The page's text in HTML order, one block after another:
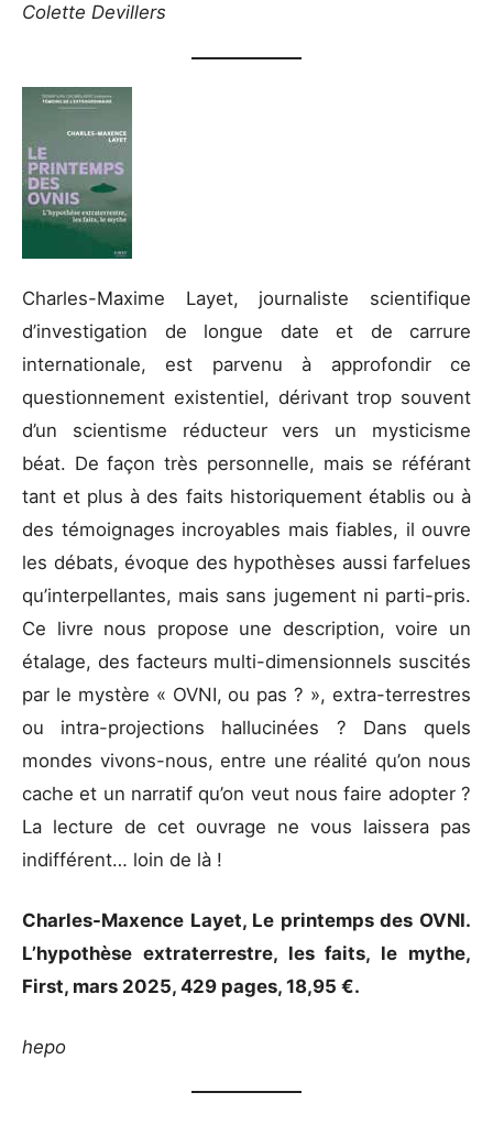
Colette Devillers
Charles-Maxime Layet, journaliste scientifique
d’investigation de longue date et de carrure
internationale, est parvenu à approfondir ce
questionnement existentiel, dérivant trop souvent
d’un scientisme réducteur vers un mysticisme
béat. De façon très personnelle, mais se référant
tant et plus à des faits historiquement établis ou à
des témoignages incroyables mais fiables, il ouvre
les débats, évoque des hypothèses aussi farfelues
qu’interpellantes, mais sans jugement ni parti-pris.
Ce livre nous propose une description, voire un
étalage, des facteurs multi-dimensionnels suscités
par le mystère « OVNI, ou pas ? », extra-terrestres
ou intra-projections hallucinées ? Dans quels
mondes vivons-nous, entre une réalité qu’on nous
cache et un narratif qu’on veut nous faire adopter ?
La lecture de cet ouvrage ne vous laissera pas
indifférent… loin de là !
Charles-Maxence Layet, Le printemps des OVNI.
L’hypothèse extraterrestre, les faits, le mythe,
First, mars 2025, 429 pages, 18,95 €.
hepo